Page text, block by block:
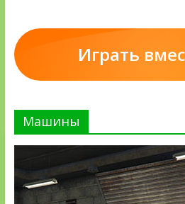
Играть
Машины